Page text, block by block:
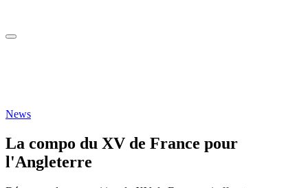
News
La compo du XV de France pour
l'Angleterre